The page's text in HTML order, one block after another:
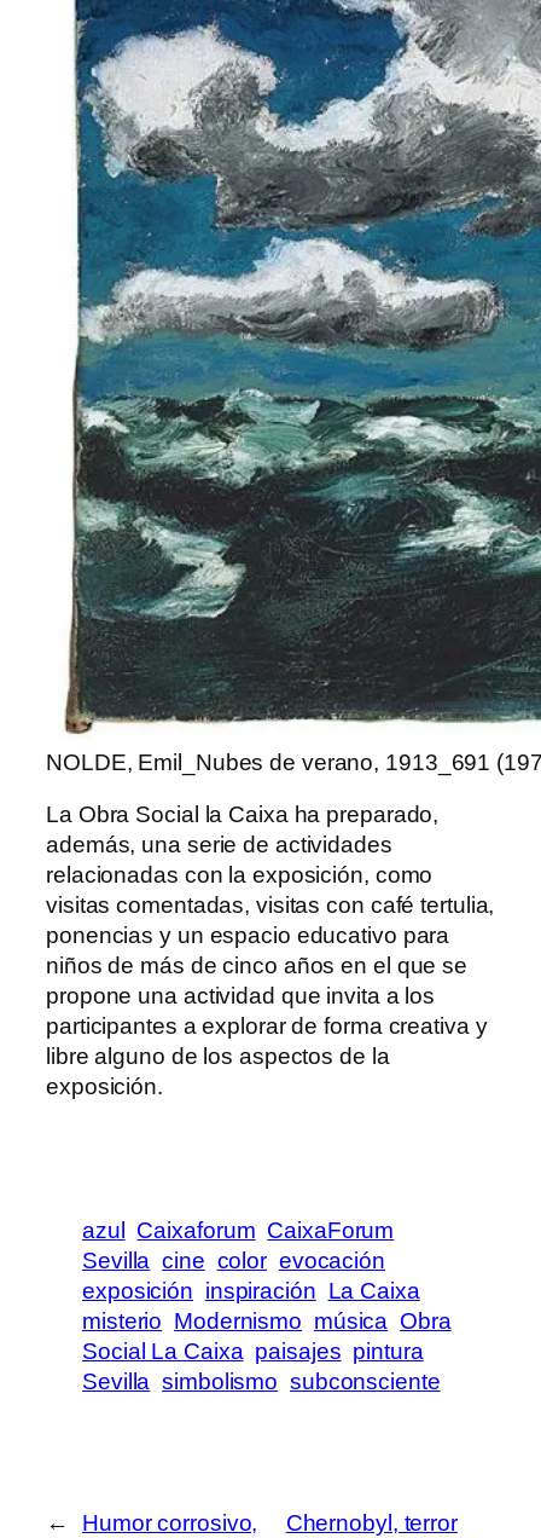
NOLDE, Emil_Nubes de verano, 1913_691
La Obra Social la Caixa ha preparado,
además, una serie de actividades
relacionadas con la exposición, como
visitas comentadas, visitas con café tertulia,
ponencias y un espacio educativo para
niños de más de cinco años en el que se
propone una actividad que invita a los
participantes a explorar de forma creativa y
libre alguno de los aspectos de la
exposición.
azul Caixaforum CaixaForum
Sevilla cine color evocación
exposición inspiración La Caixa
misterio Modernismo música Obra
Social La Caixa paisajes pintura
Sevilla simbolismo subconsciente
←
Humor corrosivo,
Chernobyl, terror